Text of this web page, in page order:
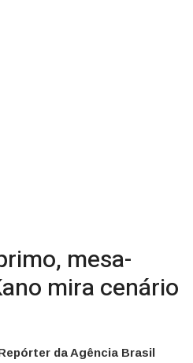
mesa-
mira cenário
da Agência Brasil